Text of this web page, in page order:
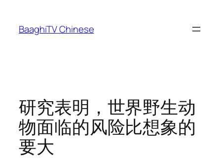
content
BaaghiTV Chinese
研究表明，世界野生动
物面临的风险比想象的
要大